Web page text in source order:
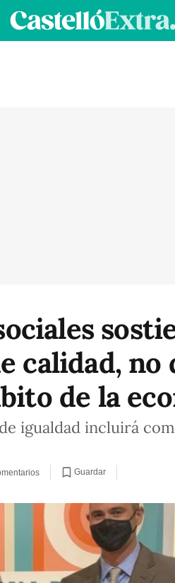
calidad, no
de la
igualdad incluirá
Guardar